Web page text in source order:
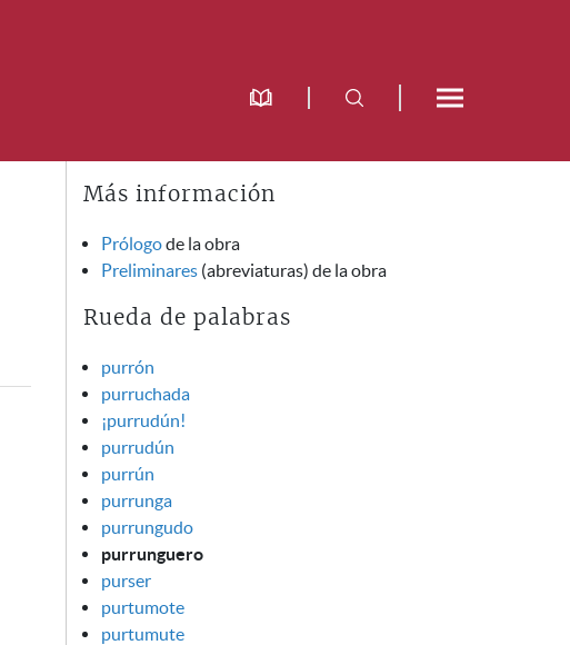
Más información
Prólogode la obra
Preliminares (abreviaturas) de la obra
Rueda de palabras
purrón
purruchada
¡purrudún!
purrudún
purrún
purrunga
purrungudo
purrunguero
purser
purtumote
purtumute